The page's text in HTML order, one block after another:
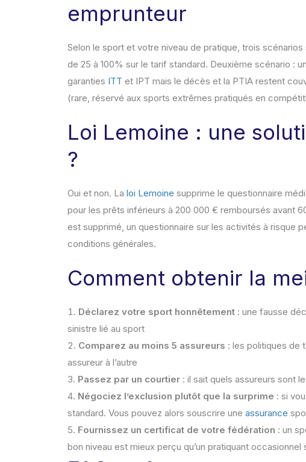
emprunteur
Selon le sport et votre niveau de pratique, trois
de 25 à 100% sur le tarif standard. Deuxième scénario :
garanties ITT et IPT mais le décès et la PTIA restent
(rare, réservé aux sports extrêmes pratiqués en
Loi Lemoine : une
?
Oui et non. La loi Lemoine supprime le questionnaire
pour les prêts inférieurs à 200 000 € remboursés avant
est supprimé, un questionnaire sur les activités à risque
conditions générales.
Comment obtenir la
Déclarez votre sport honnêtement : une fausse
sinistre lié au sport
Comparez au moins 5 assureurs : les politiques de
assureur à l’autre
Passez par un courtier : il sait quels assureurs sont
Négociez l’exclusion plutôt que la surprime : si
standard. Vous pouvez alors souscrire une assurance
Fournissez un certificat de votre fédération : un
bon niveau est mieux perçu qu’un pratiquant